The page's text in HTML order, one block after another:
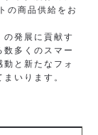
の商品供給をお
の発展に貢献す
数多くのスマー
動と新たなフォ
いります。